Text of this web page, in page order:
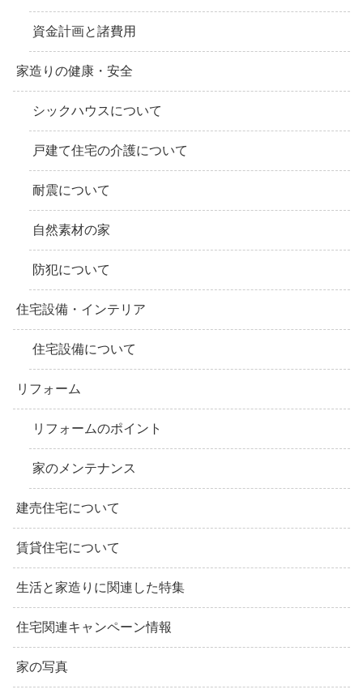
資金計画と諸費用
家造りの健康・安全
シックハウスについて
戸建て住宅の介護について
耐震について
自然素材の家
防犯について
住宅設備・インテリア
住宅設備について
リフォーム
リフォームのポイント
家のメンテナンス
建売住宅について
賃貸住宅について
生活と家造りに関連した特集
住宅関連キャンペーン情報
家の写真